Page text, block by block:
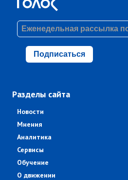
Подписаться
Разделы сайта
Новости
Мнения
Аналитика
Сервисы
Обучение
О движении